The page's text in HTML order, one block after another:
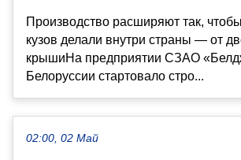
Производство расширяют так,
кузов делали внутри страны — от
крышиНа предприятии СЗАО
Белоруссии стартовало стро...
02:00, 02 Май